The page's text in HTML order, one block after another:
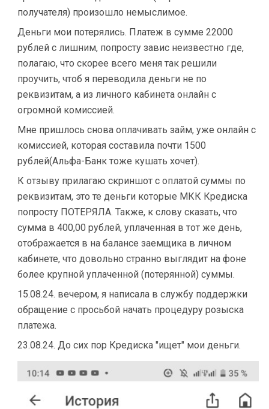
получателя) произошло немыслимое.
Деньги мои потерялись. Платеж в сумме 22000
рублей с лишним, попросту завис неизвестно где,
полагаю, что скорее всего меня так решили
проучить, чтоб я переводила деньги не по
реквизитам, а из личного кабинета онлайн с
огромной комиссией.
Мне пришлось снова оплачивать займ, уже онлайн с
комиссией, которая составила почти 1500
рублей(Альфа-Банк тоже кушать хочет).
К отзыву прилагаю скриншот с оплатой суммы по
реквизитам, это те деньги которые МКК Кредиска
попросту ПОТЕРЯЛА. Также, к слову сказать, что
сумма в 400,00 рублей, уплаченная в тот же день,
отображается в на балансе заемщика в личном
кабинете, что довольно странно выглядит на фоне
более крупной уплаченной (потерянной) суммы.
15.08.24. вечером, я написала в службу поддержки
обращение с просьбой начать процедуру розыска
платежа.
23.08.24. До сих пор Кредиска "ищет" мои деньги.